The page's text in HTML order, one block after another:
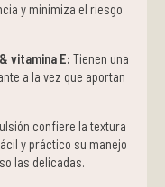
y minimiza el riesgo
vitamina E: Tienen una
a la vez que aportan
confiere la textura
y práctico su manejo
las delicadas.